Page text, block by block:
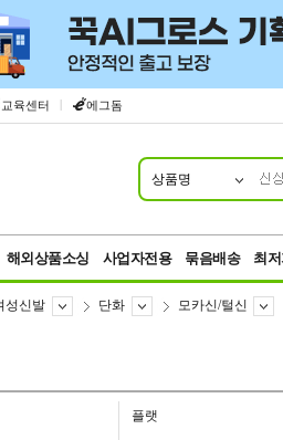
교육센터 | 에그돔
상품명
해외상품소싱 사업자전용 묶음배송 최
성신발 단화 모카신/털신
플랫